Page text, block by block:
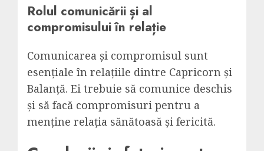
Rolul comunicării și al
compromisului în relație
Comunicarea și compromisul sunt
esențiale în relațiile dintre Capricorn și
Balanță. Ei trebuie să comunice deschis
și să facă compromisuri pentru a
menține relația sănătoasă și fericită.